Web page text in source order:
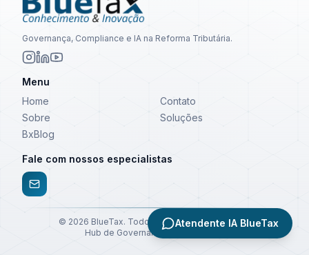
Governança, Compliance e IA na Reforma Tributária.
Menu
Home
Contato
Sobre
Soluções
BxBlog
Fale com nossos especialistas
© 2026 BlueTax. Todos os direitos reservados.
Hub de Governança e Compliance
Atendente IA BlueTax